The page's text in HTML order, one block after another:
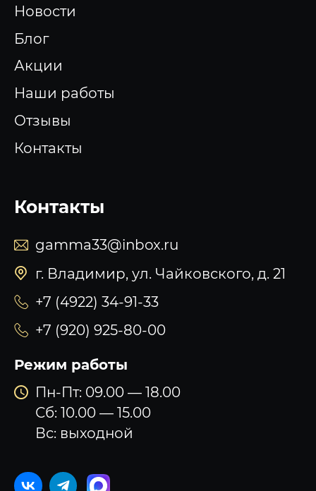
Новости
Блог
Акции
Наши работы
Отзывы
Контакты
Контакты
gamma33@inbox.ru
г. Владимир, ул. Чайковского, д. 21
+7 (4922) 34-91-33
+7 (920) 925-80-00
Режим работы
Пн-Пт: 09.00 — 18.00
Сб: 10.00 — 15.00
Вс: выходной